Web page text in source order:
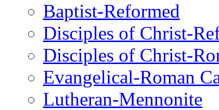
Baptist-Reformed
Disciples of Christ-
Disciples of Christ-
Evangelical-Roman
Lutheran-Mennonite